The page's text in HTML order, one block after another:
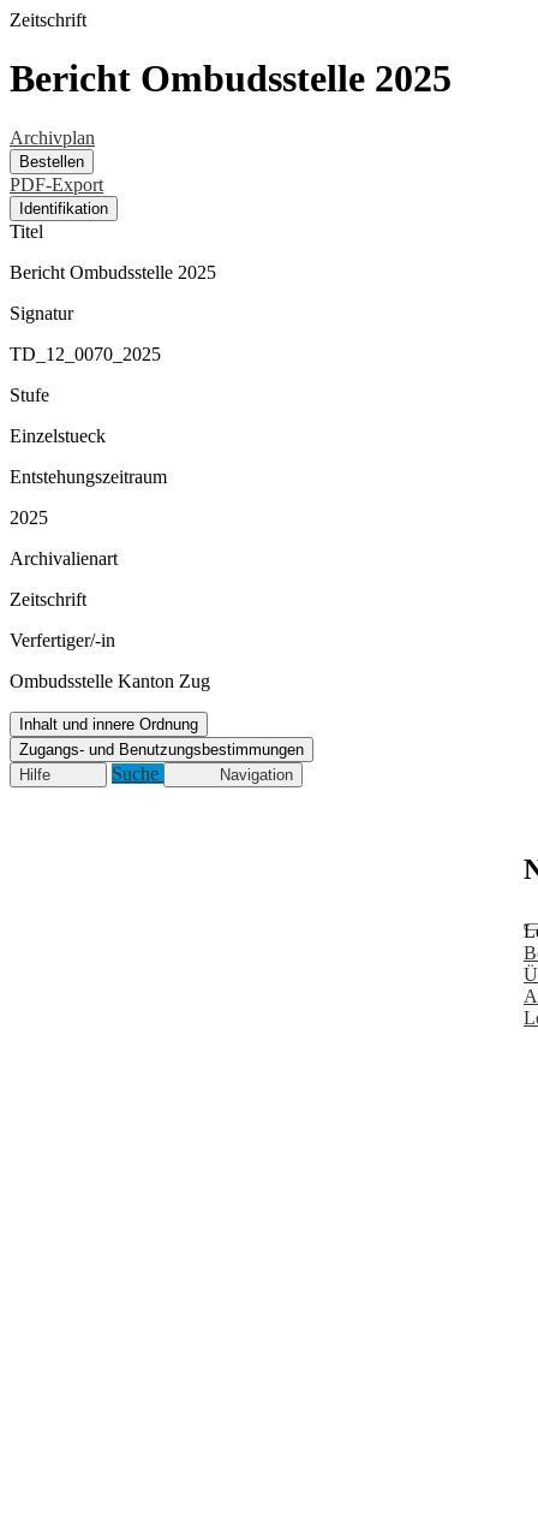
Zeitschrift
Bericht Ombudsstelle 2025
Archivplan
Bestellen
PDF-Export
Identifikation
Titel
Bericht Ombudsstelle 2025
Signatur
TD_12_0070_2025
Stufe
Einzelstueck
Entstehungszeitraum
2025
Archivalienart
Zeitschrift
Verfertiger/-in
Ombudsstelle Kanton Zug
Inhalt und innere Ordnung
Zugangs- und Benutzungsbestimmungen
Hilfe
Suche Navigation